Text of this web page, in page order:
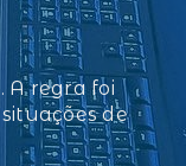
A regra foi
de